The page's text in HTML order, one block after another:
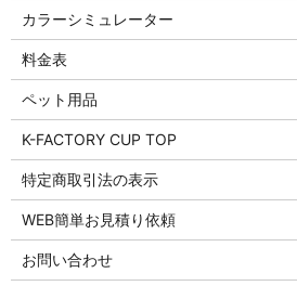
カラーシミュレーター
料金表
ペット用品
K-FACTORY CUP TOP
特定商取引法の表示
WEB簡単お見積り依頼
お問い合わせ